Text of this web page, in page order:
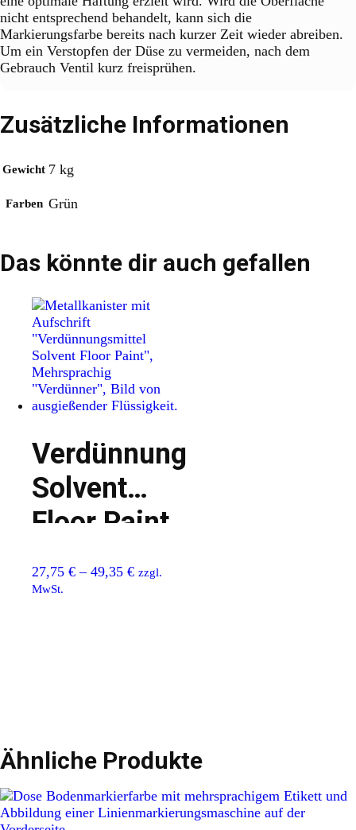
nicht entsprechend behandelt, kann sich die
Markierungsfarbe bereits nach kurzer Zeit wieder abreiben.
Um ein Verstopfen der Düse zu vermeiden, nach dem
Gebrauch Ventil kurz freisprühen.
Zusätzliche Informationen
Gewicht 7 kg
Farben Grün
Das könnte dir auch gefallen
Verdünnungsmittel
Solvent
Floor Paint
27,75 € – 49,35 € zzgl.
MwSt.
Ähnliche Produkte